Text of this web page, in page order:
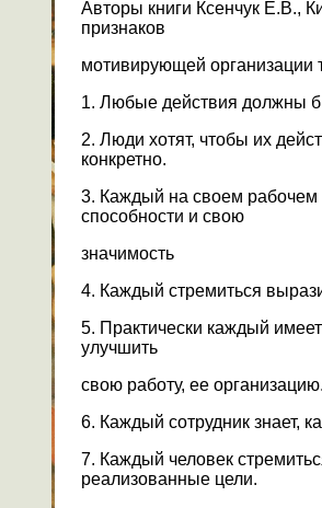
Авторы книги Ксенчук Е.В.,
признаков
мотивирующей организации
1. Любые действия должны
2. Люди хотят, чтобы их
конкретно.
3. Каждый на своем рабочем
способности и свою
значимость
4. Каждый стремиться
5. Практически каждый
улучшить
свою работу, ее
6. Каждый сотрудник знает,
7. Каждый человек
реализованные цели.